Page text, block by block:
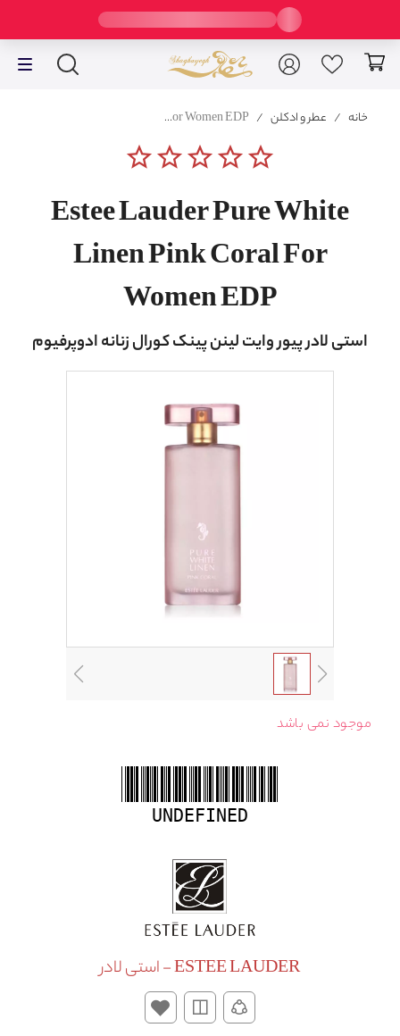
خانه / عطر و ادکلن /
Estee Lauder Pure White Linen Pink Coral For Women EDP
star_borderstar_borderstar_borderstar_borderstar_border
Estee Lauder Pure White
Linen Pink Coral For
Women EDP
استی لادر پیور وایت لینن پینک کورال زنانه ادوپرفیوم
موجود نمی باشد
UNDEFINED
ESTEE LAUDER - استی لادر